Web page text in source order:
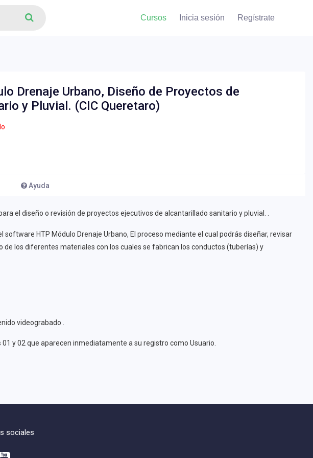
Cursos Inicia sesión Regístrate
Drenaje Urbano, Diseño de Proyectos de
y Pluvial. (CIC Queretaro)
Ayuda
el diseño o revisión de proyectos ejecutivos de alcantarillado sanitario y pluvial. .
HTP Módulo Drenaje Urbano, El proceso mediante el cual podrás diseñar, revisar
los diferentes materiales con los cuales se fabrican los conductos (tuberías) y
videograbado .
y 02 que aparecen inmediatamente a su registro como Usuario.
sociales